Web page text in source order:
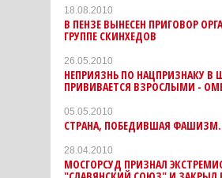
18.08.2010
В ПЕНЗЕ ВЫНЕСЕН ПРИГОВОР
ГРУППЕ СКИНХЕДОВ
26.05.2010
НЕПРИЯЗНЬ ПО НАЦПРИЗНАКУ В
ПРИВИВАЕТСЯ ВЗРОСЛЫМИ -
05.05.2010
СТРАНА, ПОБЕДИВШАЯ
28.04.2010
МОСГОРСУД ПРИЗНАЛ